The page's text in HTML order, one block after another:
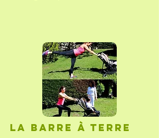
La barre à terre